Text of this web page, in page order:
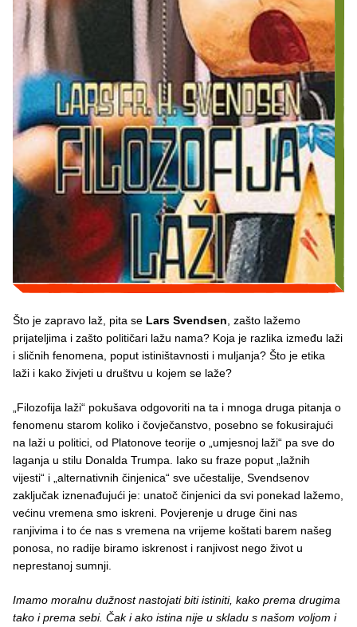
Što je zapravo laž, pita se Lars Svendsen , zašto lažemo
prijateljima i zašto političari lažu nama? Koja je razlika između laži
i sličnih fenomena, poput istiništavnosti i muljanja? Što je etika
laži i kako živjeti u društvu u kojem se laže?
„Filozofija laži“ pokušava odgovoriti na ta i mnoga druga pitanja o
fenomenu starom koliko i čovječanstvo, posebno se fokusirajući
na laži u politici, od Platonove teorije o „umjesnoj laži“ pa sve do
laganja u stilu Donalda Trumpa. Iako su fraze poput „lažnih
vijesti“ i „alternativnih činjenica“ sve učestalije, Svendsenov
zaključak iznenađujući je: unatoč činjenici da svi ponekad lažemo,
većinu vremena smo iskreni. Povjerenje u druge čini nas
ranjivima i to će nas s vremena na vrijeme koštati barem našeg
ponosa, no radije biramo iskrenost i ranjivost nego život u
neprestanoj sumnji.
Imamo moralnu dužnost nastojati biti istiniti, kako prema drugima
tako i prema sebi. Čak i ako istina nije u skladu s našom voljom i